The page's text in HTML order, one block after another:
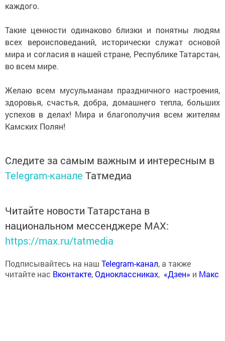
каждого.
Такие ценности одинаково близки и понятны людям
всех вероисповеданий, исторически служат основой
мира и согласия в нашей стране, Республике Татарстан,
во всем мире.
Желаю всем мусульманам праздничного настроения,
здоровья, счастья, добра, домашнего тепла, больших
успехов в делах! Мира и благополучия всем жителям
Камских Полян!
Следите за самым важным и интересным в
Telegram-канале Татмедиа
Читайте новости Татарстана в
национальном мессенджере MАХ:
https://max.ru/tatmedia
Подписывайтесь на наш Telegram-канал, а также
читайте нас Вконтакте,Одноклассниках, «Дзен» и Макс